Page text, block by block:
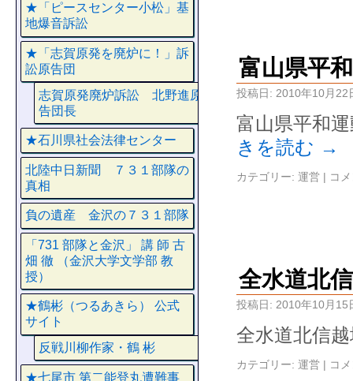
富山県平
投稿日: 2010年10月22
富山県平和
きを読む →
カテゴリー: 運営 | コ
全水道北
投稿日: 2010年10月15
全水道北信
カテゴリー: 運営 | コ
★「ピースセンター小松」基
地爆音訴訟
★「志賀原発を廃炉に！」訴
訟原告団
志賀原発廃炉訴訟 北野進原
告団長
★石川県社会法律センター
北陸中日新聞 ７３１部隊の
真相
負の遺産 金沢の７３１部隊
「731 部隊と金沢」 講 師 古
畑 徹 （金沢大学文学部 教
授）
★鶴彬（つるあきら） 公式
サイト
反戦川柳作家・鶴 彬
★七尾市 第二能登丸遭難事